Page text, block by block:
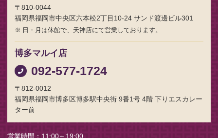
〒810-0044
福岡県福岡市中央区六本松2丁目10-24 サンド渡邊ビル301
日・月は休館で、天神店にて営業しております。
博多マルイ店
092-577-1724
〒812-0012
福岡県福岡市博多区博多駅中央街 9番1号 4階 下りエスカレー
ター前
営業時間 11:00～19:00